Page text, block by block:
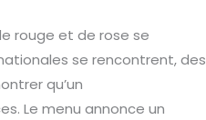
rouge et de rose se
se rencontrent, des
qu’un
Le menu annonce un